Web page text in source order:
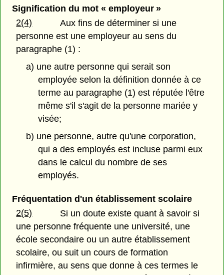
Signification du mot « employeur »
2(4)
Aux fins de déterminer si une
personne est une employeur au sens du
paragraphe (1) :
a) une autre personne qui serait son
employée selon la définition donnée à ce
terme au paragraphe (1) est réputée l'être
même s'il s'agit de la personne mariée y
visée;
b) une personne, autre qu'une corporation,
qui a des employés est incluse parmi eux
dans le calcul du nombre de ses
employés.
Fréquentation d'un établissement scolaire
2(5)
Si un doute existe quant à savoir si
une personne fréquente une université, une
école secondaire ou un autre établissement
scolaire, ou suit un cours de formation
infirmière, au sens que donne à ces termes le